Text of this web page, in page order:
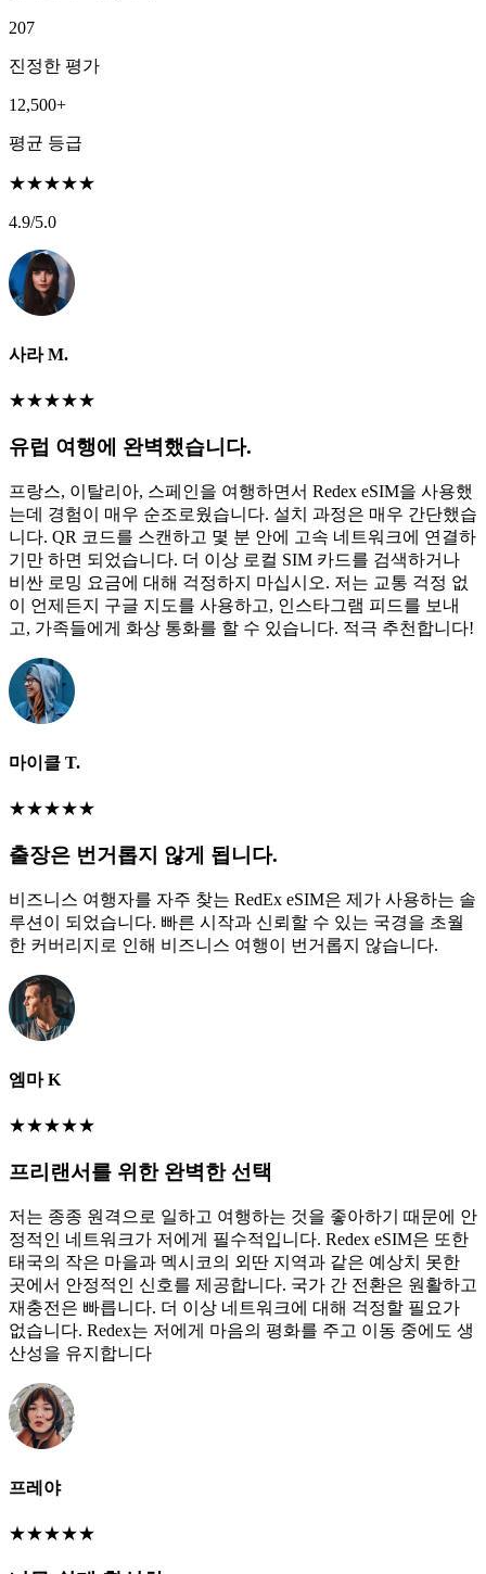
207
진정한 평가
12,500+
평균 등급
★★★★★
4.9/5.0
사라 M.
★★★★★
유럽 여행에 완벽했습니다.
프랑스, 이탈리아, 스페인을 여행하면서 Redex eSIM을 사용했
는데 경험이 매우 순조로웠습니다. 설치 과정은 매우 간단했습
니다. QR 코드를 스캔하고 몇 분 안에 고속 네트워크에 연결하
기만 하면 되었습니다. 더 이상 로컬 SIM 카드를 검색하거나
비싼 로밍 요금에 대해 걱정하지 마십시오. 저는 교통 걱정 없
이 언제든지 구글 지도를 사용하고, 인스타그램 피드를 보내
고, 가족들에게 화상 통화를 할 수 있습니다. 적극 추천합니다!
마이클 T.
★★★★★
출장은 번거롭지 않게 됩니다.
비즈니스 여행자를 자주 찾는 RedEx eSIM은 제가 사용하는 솔
루션이 되었습니다. 빠른 시작과 신뢰할 수 있는 국경을 초월
한 커버리지로 인해 비즈니스 여행이 번거롭지 않습니다.
엠마 K
★★★★★
프리랜서를 위한 완벽한 선택
저는 종종 원격으로 일하고 여행하는 것을 좋아하기 때문에 안
정적인 네트워크가 저에게 필수적입니다. Redex eSIM은 또한
태국의 작은 마을과 멕시코의 외딴 지역과 같은 예상치 못한
곳에서 안정적인 신호를 제공합니다. 국가 간 전환은 원활하고
재충전은 빠릅니다. 더 이상 네트워크에 대해 걱정할 필요가
없습니다. Redex는 저에게 마음의 평화를 주고 이동 중에도 생
산성을 유지합니다
프레야
★★★★★